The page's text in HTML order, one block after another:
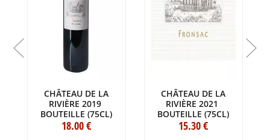
CHÂTEAU DE LA
RIVIÈRE 2019
BOUTEILLE (75CL)
18.00€
CHÂTEAU DE LA
RIVIÈRE 2021
BOUTEILLE (75CL)
15.30€